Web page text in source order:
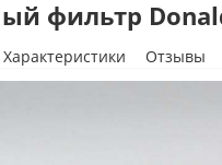
фильтр
Характеристики Отзывы